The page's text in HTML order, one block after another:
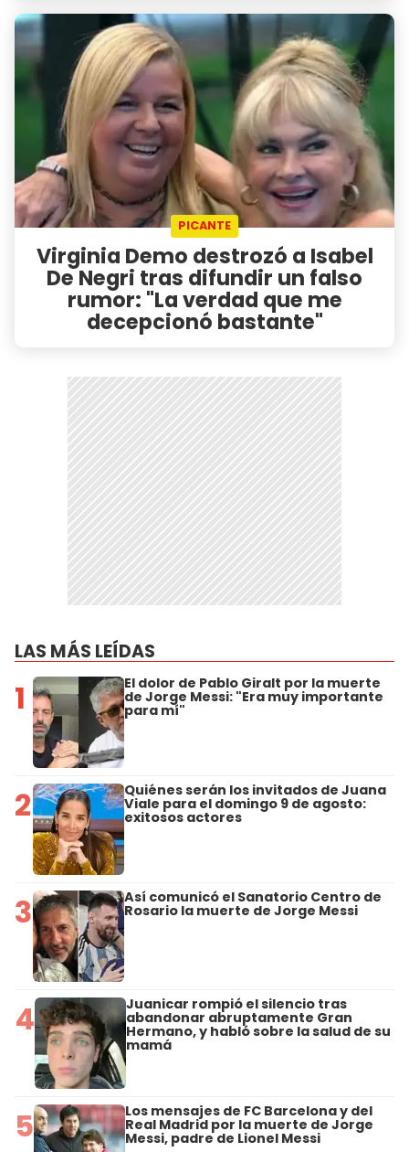
PICANTE
Virginia Demo destrozó a Isabel
De Negri tras difundir un falso
rumor: "La verdad que me
decepcionó bastante"
LAS MÁS LEÍDAS
1 El dolor de Pablo Giralt por la muerte
de Jorge Messi: "Era muy importante
para mí"
2 Quiénes serán los invitados de Juana
Viale para el domingo 9 de agosto:
exitosos actores
3 Así comunicó el Sanatorio Centro de
Rosario la muerte de Jorge Messi
4 Juanicar rompió el silencio tras
abandonar abruptamente Gran
Hermano, y habló sobre la salud de su
mamá
5 Los mensajes de FC Barcelona y del
Real Madrid por la muerte de Jorge
Messi, padre de Lionel Messi